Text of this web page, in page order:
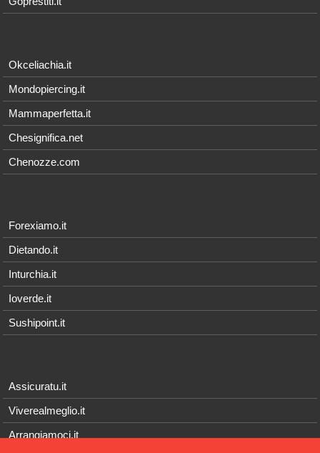
Okceliachia.it
Mondopiercing.it
Mammaperfetta.it
Chesignifica.net
Chenozze.com
Forexiamo.it
Dietando.it
Inturchia.it
Ioverde.it
Sushipoint.it
Assicuratu.it
Viverealmeglio.it
Arrangiamoci.it